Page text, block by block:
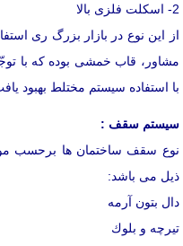
2- اسكلت فلزی بالا
از این نوع در بازار بزرگ ری
مشاور، قاب خمشی بوده كه با
با استفاده سیستم مختلط بهبود
سیستم سقف :
نوع سقف ساختمان ها برحسب
ذیل می باشد:
دال بتون آرمه
تیرچه و بلوك